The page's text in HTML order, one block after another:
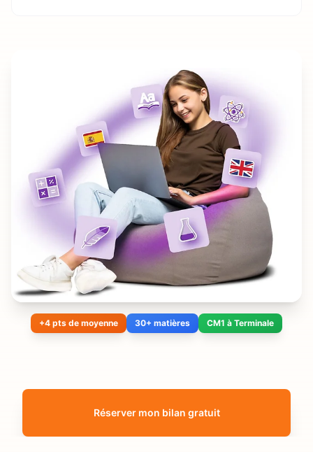
+4 pts de moyenne 30+ matières CM1 à Terminale
Réserver mon bilan gratuit